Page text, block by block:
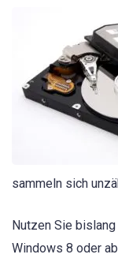
sammeln sich
Nutzen Sie
Windows 8 oder